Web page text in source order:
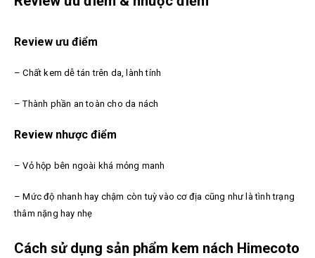
Review ưu điểm
– Chất kem dễ tán trên da, lành tính
– Thành phần an toàn cho da nách
Review nhược điểm
– Vỏ hộp bên ngoài khá mỏng manh
– Mức độ nhanh hay chậm còn tuỳ vào cơ địa cũng như là tình trạng
thâm nặng hay nhẹ
Cách sử dụng sản phẩm kem nách Himecoto